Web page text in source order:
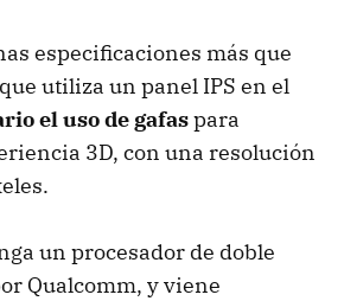
especificaciones más que
utiliza un panel IPS en el
el uso de gafaspara
3D, con una resolución
un procesador de doble
Qualcomm, y viene